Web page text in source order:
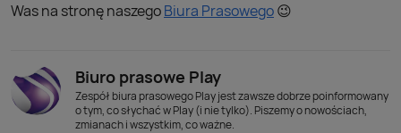
Was na stronę naszegoBiura Prasowego😉
Biuro prasowe Play
Zespół biura prasowego Play jest zawsze dobrze poinformowany
o tym, co słychać w Play (i nie tylko). Piszemy o nowościach,
zmianach i wszystkim, co ważne.